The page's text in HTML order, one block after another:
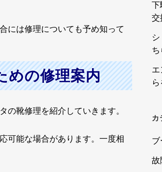
には修理についても予め知って
めの修理案内
の靴修理を紹介していきます。
可能な場合があります。一度相
下
交
カ
故